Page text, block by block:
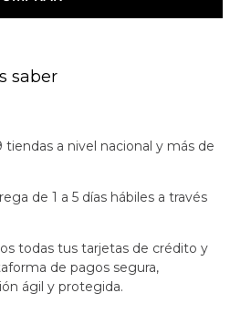
saber
a nivel nacional y más de
de 1 a 5 días hábiles a través
todas tus tarjetas de crédito y
de pagos segura,
ágil y protegida.